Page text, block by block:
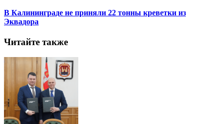
В Калининграде не приняли 22 тонны креветки из
Эквадора
Читайте также